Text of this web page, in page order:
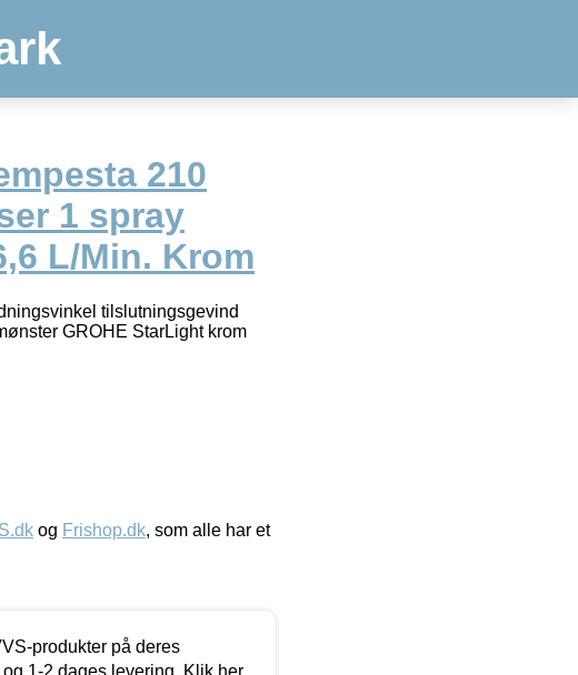
210
1 spray
L/Min. Krom
tilslutningsgevind
GROHE StarLight krom
og Frishop.dk, som alle har et
produkter på deres
1-2 dages levering. Klik her